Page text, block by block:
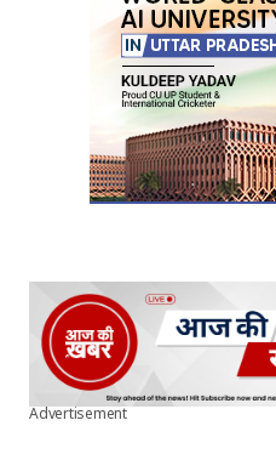
Submit Comment
Advertisement